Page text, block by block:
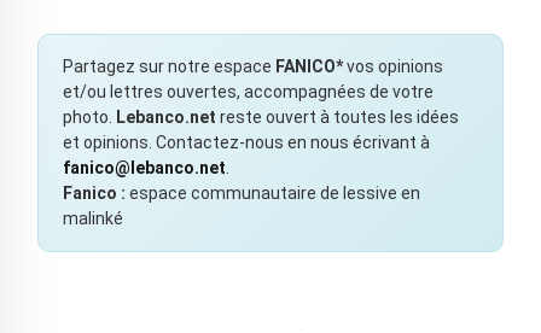
Partagez sur notre espace FANICO*vos opinions
et/ou lettres ouvertes, accompagnées de votre
photo.
Lebanco.net reste ouvert à toutes les idées
et opinions. Contactez-nous en nous écrivant à
fanico@lebanco.net
Fanico : espace communautaire de lessive en
malinké